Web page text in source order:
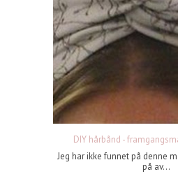
DIY hårbånd -
Jeg har ikke funnet på denne
på av...